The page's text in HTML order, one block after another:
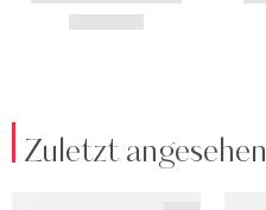
Zuletzt angesehen